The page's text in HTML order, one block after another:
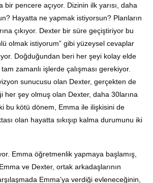
pencere açıyor. Dizinin ilk yarısı, daha
Hayatta ne yapmak istiyorsun? Planların
çıkıyor. Dexter bir süre geçiştiriyor bu
olmak istiyorum” gibi yüzeysel cevaplar
Doğduğundan beri her şeyi kolay elde
zamanlı işlerde çalışması gerekiyor.
sunucusu olan Dexter, gerçekten de
her şey olmuş olan Dexter, daha 30larına
bu kötü dönem, Emma ile ilişkisini de
olan hayatta sıkışıp kalma durumunu iki
Emma öğretmenlik yapmaya başlamış,
ve Dexter, ortak arkadaşlarının
Emma’ya verdiği evleneceğinin,